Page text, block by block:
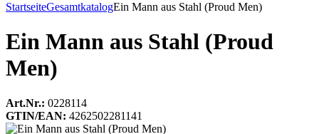
StartseiteGesamtkatalogEin Mann aus Stahl (Proud Men)
Ein Mann aus Stahl (Proud
Men)
Art.Nr.: 0228114
GTIN/EAN: 4262502281141